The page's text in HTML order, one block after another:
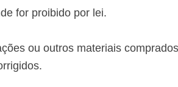
for proibido por lei.
ou outros materiais